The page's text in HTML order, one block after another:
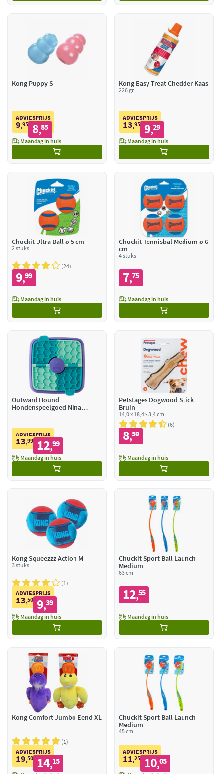
Kong Puppy S
ADVIESPRIJS
9,95 8,85
Maandag in huis
Kong Easy Treat Chedder Kaas
226 gr
ADVIESPRIJS
13,95 9,29
Maandag in huis
Chuckit Ultra Ball ø 5 cm
2 stuks
24
9,99
Maandag in huis
Chuckit Tennisbal Medium ø 6
cm
4 stuks
7,75
Maandag in huis
Outward Hound
Hondenspeelgoed Nina
ADVIESPRIJS
13,99 12,99
Maandag in huis
Petstages Dogwood Stick
Bruin
14,0 x 18,4 x 3,4 cm
6
8,59
Maandag in huis
Kong Squeezzz Action M
3 stuks
1
ADVIESPRIJS
13,50 9,39
Maandag in huis
Chuckit Sport Ball Launch
Medium
63 cm
12,55
Maandag in huis
Kong Comfort Jumbo Eend XL
1
ADVIESPRIJS
19,50 14,15
Chuckit Sport Ball Launch
Medium
45 cm
ADVIESPRIJS
11,25 10,05